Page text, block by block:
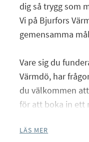
dig så trygg som
Vi på Bjurfors
gemensamma
Vare sig du
Värmdö, har
du välkommen
för att boka in ett
LÄS MER
Facebook
Instagram